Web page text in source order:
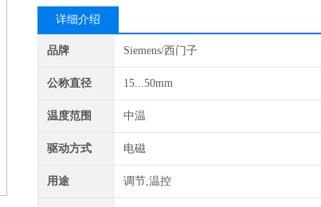
详细介绍
品牌 Siemens/西门子
公称直径 15...50mm
温度范围 中温
驱动方式 电磁
用途 调节,温控